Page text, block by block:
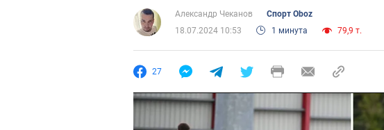
Александр Чеканов
Спорт Oboz
18.07.2024 10:53
1 минута 79,9 т.
27